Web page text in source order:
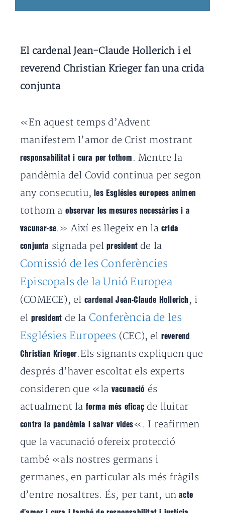
El cardenal Jean-Claude Hollerich i el
reverend Christian Krieger fan una crida
conjunta
«En aquest temps d’Advent
manifestem l’amor de Crist mostrant
responsabilitat i cura per tothom . Mentre la
pandèmia del Covid continua per segon
any consecutiu, les Esglésies europees animen
tothom a observar les mesures necessàries i a
vacunar-se.» Així es llegeix en la crida
conjunta signada pelpresident de la
Comissió de les Conferències
Episcopals de la Unió Europea
(COMECE), el cardenal Jean-Claude Hollerich , i
el president de la Conferència de les
Esglésies Europees (CEC), el reverend
Christian Krieger.Els signants expliquen que
després d’haver escoltat els experts
consideren que «la vacunació és
actualment la forma més eficaç de lluitar
contra la pandèmia i salvar vides «. I reafirmen
que la vacunació ofereix protecció
també «als nostres germans i
germanes, en particular als més fràgils
d’entre nosaltres. És, per tant, unacte